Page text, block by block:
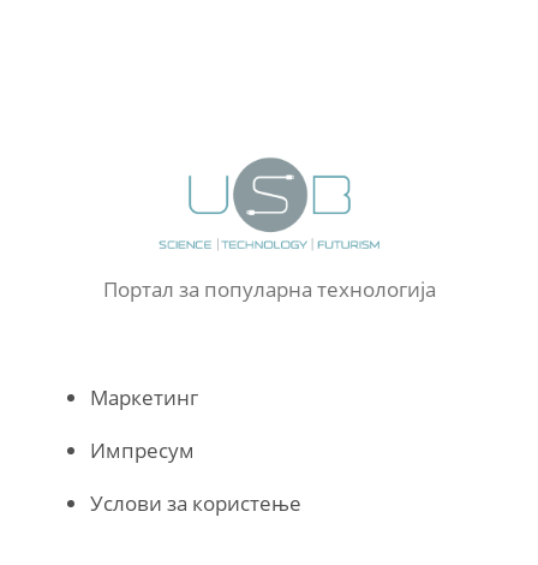
Портал за популарна технологија
Маркетинг
Импресум
Услови за користење